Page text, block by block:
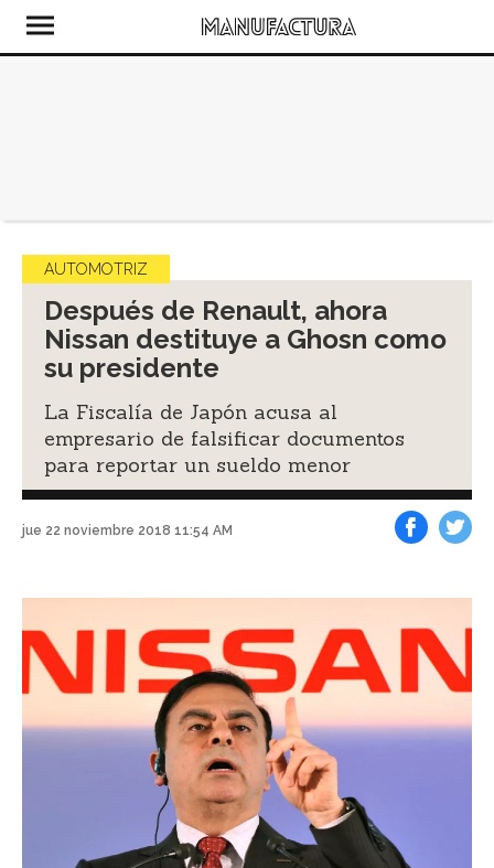
AUTOMOTRIZ
Después de Renault, ahora
Nissan destituye a Ghosn como
su presidente
La Fiscalía de Japón acusa al
empresario de falsificar documentos
para reportar un sueldo menor
jue 22 noviembre 2018 11:54 AM